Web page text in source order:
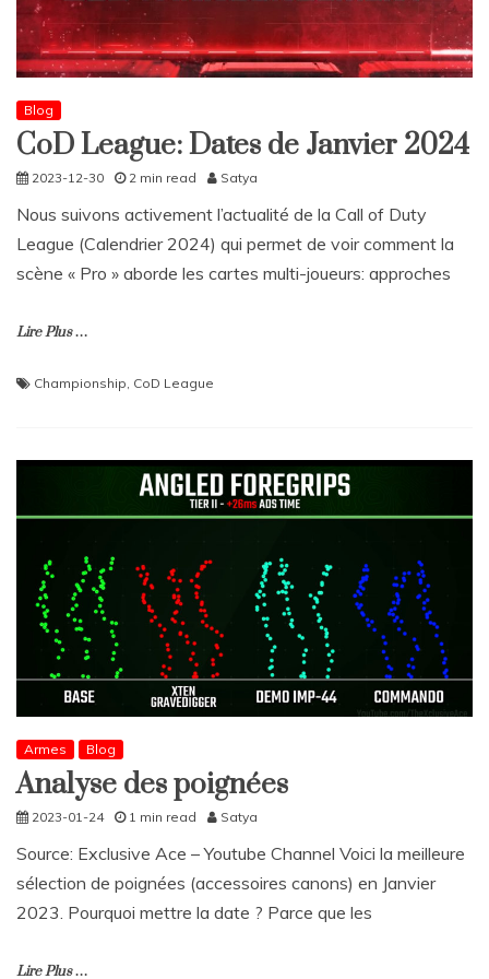
Blog
CoD League: Dates de Janvier 2024
2023-12-30 2 min read Satya
Nous suivons activement l’actualité de la Call of Duty
League (Calendrier 2024) qui permet de voir comment la
scène « Pro » aborde les cartes multi-joueurs: approches
Lire Plus …
Championship, CoD League
Armes Blog
Analyse des poignées
2023-01-24 1 min read Satya
Source: Exclusive Ace – Youtube Channel Voici la meilleure
sélection de poignées (accessoires canons) en Janvier
2023. Pourquoi mettre la date ? Parce que les
Lire Plus …